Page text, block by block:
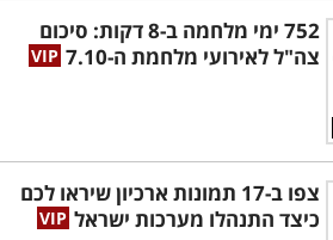
752 ימי מלחמה ב-8 דקות: סיכום
צה"ל לאירועי מלחמת ה-7.10
צפו ב-17 תמונות ארכיון שיראו לכם
כיצד התנהלו מערכות ישראל